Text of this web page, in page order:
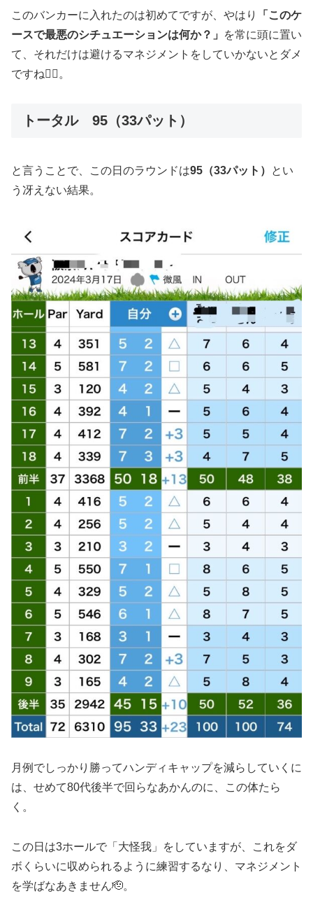
このバンカーに入れたのは初めてですが、やはり
「このケ
ースで最悪のシチュエーションは何か？」
を常に頭に置い
て、それだけは避けるマネジメントをしていかないとダメ
ですね🙅‍♂️。
トータル 95（33パット）
と言うことで、この日のラウンドは95（33パット）
とい
う冴えない結果。
月例でしっかり勝ってハンディキャップを減らしていくに
は、せめて80代後半で回らなあかんのに、この体たら
く。
この日は3ホールで「大怪我」をしていますが、これをダ
ボくらいに収められるように練習するなり、マネジメント
を学ばなあきません🫡。